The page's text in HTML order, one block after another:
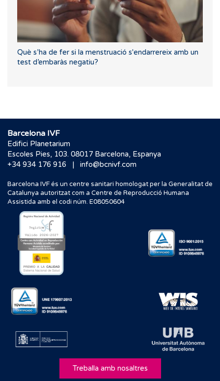
Què s’ha de fer si la menstruació s'endarrereix amb un
test d’embaràs negatiu?
Barcelona IVF
Edifici Planetarium
Escoles Pies, 103. 08017 Barcelona, Espanya
+34 934 176 916
| info@bcnivf.com
Barcelona IVF és un centre sanitari homologat per la Generalitat de
Catalunya autoritzat com a Centre de Reproducció Humana
Assistida amb el codi núm. E08050604
Treballa amb nosaltres